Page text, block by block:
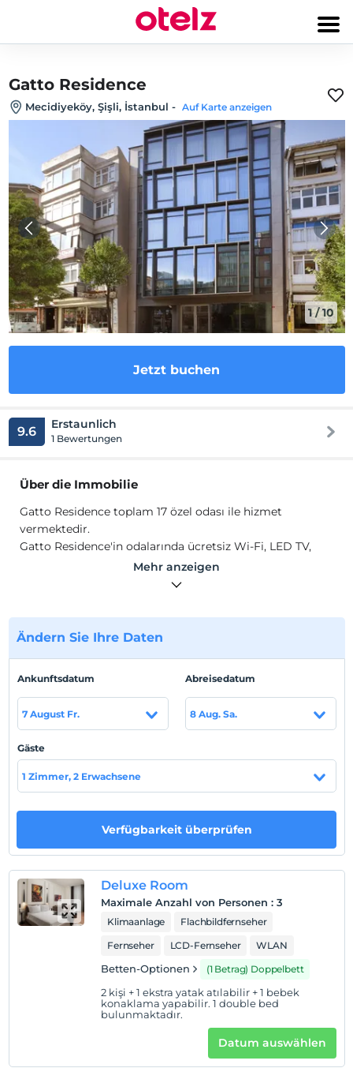
Gatto Residence
Mecidiyeköy, Şişli, İstanbul - Auf Karte anzeigen
1/10
Jetzt buchen
9.6 Erstaunlich
1 Bewertungen
Über die Immobilie
Gatto Residence toplam 17 özel odası ile hizmet
vermektedir.
Gatto Residence'in odalarında ücretsiz Wi-Fi, LED TV,
klima, minibar, havlu seti, buklet malzemeleri gibi
İstanbul, Şişli, Mecidiyeköy'de konumlanmaktadır.
Auf Karte
anzeigen
Hotelpolitik
Einchecken
Nach 14:00
Vor 12:00
Haustiere
Haustiere nicht erlaubt
Rauchen
Rauchen im Zimmer verboten
1 Der Aufenthalt für Kind(er) unter dem Alter von 5
Mehr anzeigen
Ändern Sie Ihre Daten
Ankunftsdatum
7 August Fr.
Abreisedatum
8 Aug. Sa.
Gäste
1 Zimmer, 2 Erwachsene
Verfügbarkeit überprüfen
Deluxe Room
Maximale Anzahl von Personen : 3
Klimaanlage
Flachbildfernseher
Fernseher
LCD-Fernseher WLAN
Betten-Optionen (1 Betrag) Doppelbett
2 kişi + 1 ekstra yatak atılabilir + 1 bebek
konaklama yapabilir. 1 double bed
bulunmaktadır.
Datum auswählen